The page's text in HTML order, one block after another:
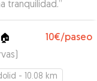
tranquilidad.”
10€/paseo
)
- 10.08 km